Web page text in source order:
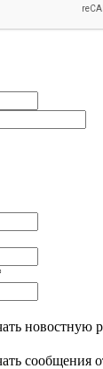
новостную
сообщения